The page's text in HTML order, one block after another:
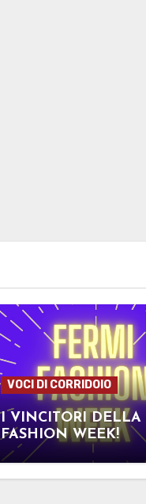
VOCI DI CORRIDOIO
I VINCITORI DELLA
FASHION WEEK!